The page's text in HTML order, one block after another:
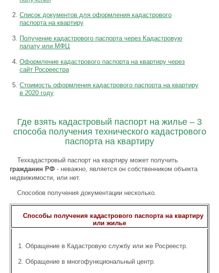
Список документов для оформления кадастрового
паспорта на квартиру
Получение кадастрового паспорта через Кадастровую
палату или МФЦ
Оформление кадастрового паспорта на квартиру через
сайт Росреестра
Стоимость оформления кадастрового паспорта на квартиру
в 2020 году
Где взять кадастровый паспорт на жилье – 3
способа получения технического кадастрового
паспорта на квартиру
Техкадастровый паспорт на квартиру может получить
гражданин РФ - неважно, является он собственником объекта
недвижимости, или нет.
Способов получения документации несколько.
Способы получения кадастрового паспорта на квартиру
или жилье
Обращение в Кадастровую службу или же Росреестр.
Обращение в многофункциональный центр.